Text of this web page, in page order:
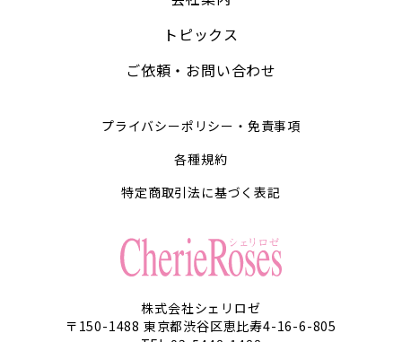
トピックス
ご依頼・お問い合わせ
プライバシーポリシー・免責事項
各種規約
特定商取引法に基づく表記
株式会社シェリロゼ
〒150-1488 東京都渋谷区恵比寿4-16-6-805